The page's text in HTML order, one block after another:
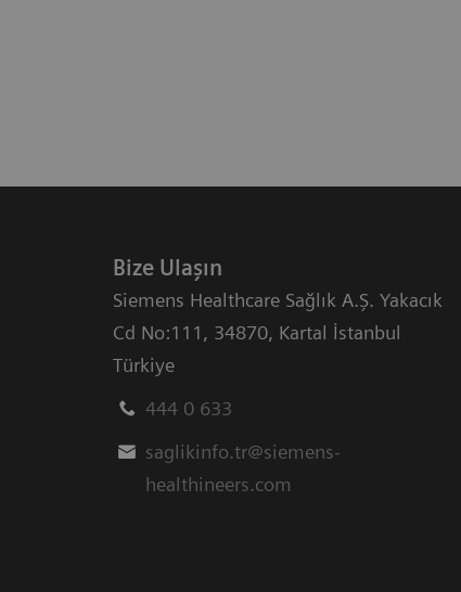
Bize Ulaşın
Siemens Healthcare Sağlık A.Ş. Yakacık
Cd No:111 , 34870, Kartal İstanbul
Türkiye
444 0 633
saglikinfo.tr@siemens-
healthineers.com